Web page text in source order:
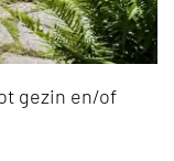
gezin en/of